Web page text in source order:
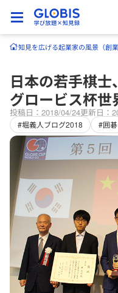
知見を広げる起業家の風景（創
日本の若手棋
グロービス杯
投稿日：2018/04/24更新日：
#堀義人ブログ2018 #囲碁